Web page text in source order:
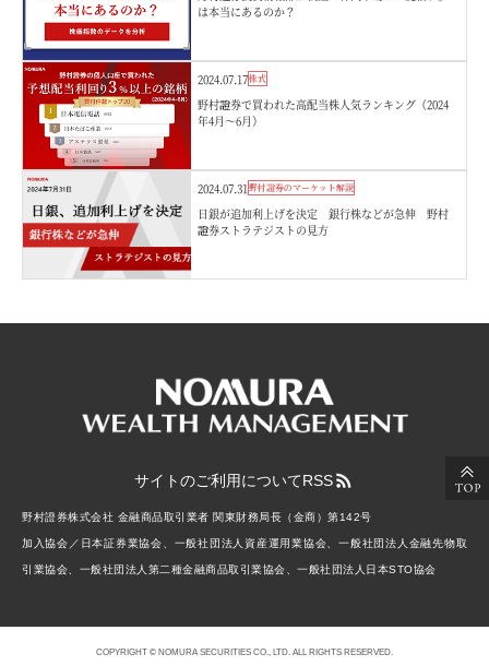
は本当にあるのか？
2024.07.17株式
野村證券で買われた高配当株人気ランキング（2024
年4月～6月）
2024.07.31 野村證券のマーケット解説
日銀が追加利上げを決定 銀行株などが急伸 野村
證券ストラテジストの見方
サイトのご利用についてRSS
野村證券株式会社 金融商品取引業者 関東財務局長（金商）第142号
加入協会／日本証券業協会、一般社団法人資産運用業協会、一般社団法人金融先物取
引業協会、一般社団法人第二種金融商品取引業協会、一般社団法人日本STO協会
COPYRIGHT © NOMURA SECURITIES CO., LTD. ALL RIGHTS RESERVED.